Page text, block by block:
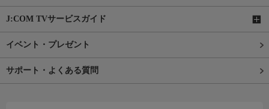
J:COM TVサービスガイド
イベント・プレゼント
サポート・よくある質問